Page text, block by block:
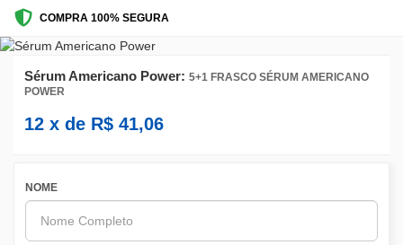
COMPRA 100% SEGURA
Sérum Americano Power: 5+1 FRASCO SÉRUM AMERICANO
POWER
12 x de R$ 41,06
NOME